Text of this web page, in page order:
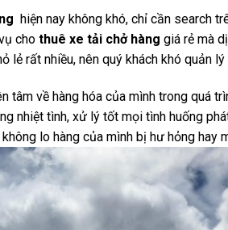
hiện nay không khó, chỉ cần search
cho thuê xe tải chở hàng giá rẻ mà
lẻ rất nhiều, nên quý khách khó quản
về hàng hóa của mình trong quá
nhiệt tình, xử lý tốt mọi tình huống
lo hàng của mình bị hư hỏng hay